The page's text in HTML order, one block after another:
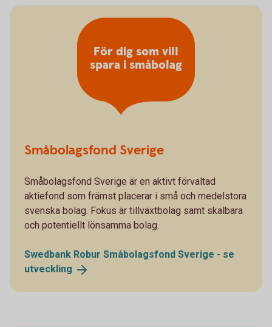
Småbolagsfond Sverige
Småbolagsfond Sverige är en aktivt förvaltad
aktiefond som främst placerar i små och medelstora
svenska bolag. Fokus är tillväxtbolag samt skalbara
och potentiellt lönsamma bolag.
Swedbank Robur Småbolagsfond Sverige - se
utveckling
För dig som vill
spara i småbolag